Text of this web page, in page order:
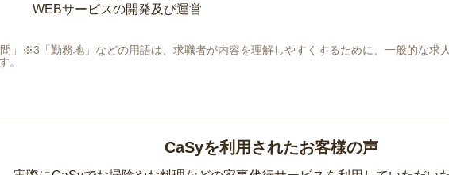
WEBサービスの開発及び運営
」※3「勤務地」などの用語は、求職者が内容を理解しやすくするために、一般的な求
。
CaSyを利用されたお客様の声